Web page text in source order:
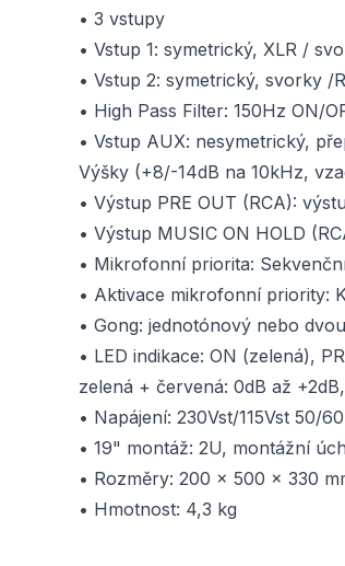
• 3 vstupy
• Vstup 1: symetrický, XLR /
• Vstup 2: symetrický, svorky /
• High Pass Filter: 150Hz ON/
• Vstup AUX: nesymetrický,
Výšky (+8/-14dB na 10kHz,
• Výstup PRE OUT (RCA):
• Výstup MUSIC ON HOLD
• Mikrofonní priorita:
• Aktivace mikrofonní priority:
• Gong: jednotónový nebo
• LED indikace: ON (zelená),
zelená + červená: 0dB až
• Napájení: 230Vst/115Vst 50/
• 19" montáž: 2U, montážní
• Rozměry: 200 x 500 x 330
• Hmotnost: 4,3 kg